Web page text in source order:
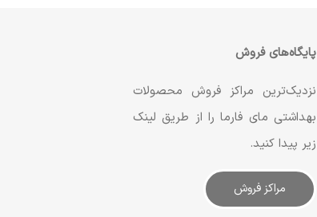
پایگاه‌های فروش
نزدیک‌ترین مراکز فروش محصولات
بهداشتی مای فارما را از طریق لینک
زیر پیدا کنید.
مراکز فروش